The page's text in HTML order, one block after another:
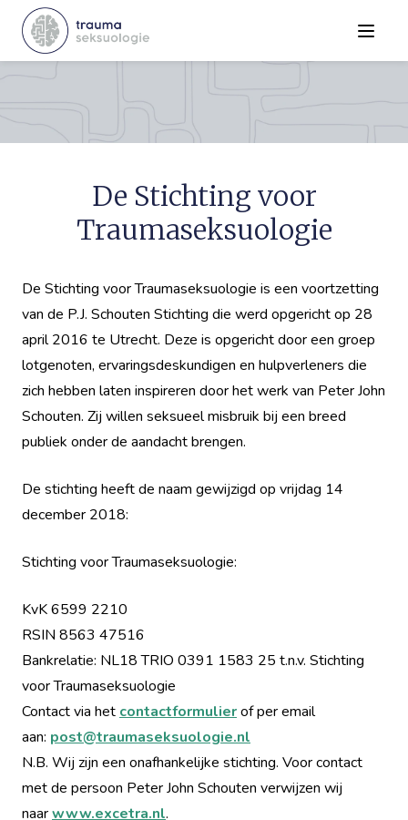
Menu
De Stichting voor
Traumaseksuologie
De Stichting voor Traumaseksuologie is een voortzetting
van de P.J. Schouten Stichting die werd opgericht op 28
april 2016 te Utrecht. Deze is opgericht door een groep
lotgenoten, ervaringsdeskundigen en hulpverleners die
zich hebben laten inspireren door het werk van Peter John
Schouten. Zij willen seksueel misbruik bij een breed
publiek onder de aandacht brengen.
De stichting heeft de naam gewijzigd op vrijdag 14
december 2018:
Stichting voor Traumaseksuologie:
KvK 6599 2210
RSIN 8563 47516
Bankrelatie: NL18 TRIO 0391 1583 25 t.n.v. Stichting
voor Traumaseksuologie
Contact via het contactformulierof per email
aan: post@traumaseksuologie.nl
N.B. Wij zijn een onafhankelijke stichting. Voor contact
met de persoon Peter John Schouten verwijzen wij
naarwww.excetra.nl.